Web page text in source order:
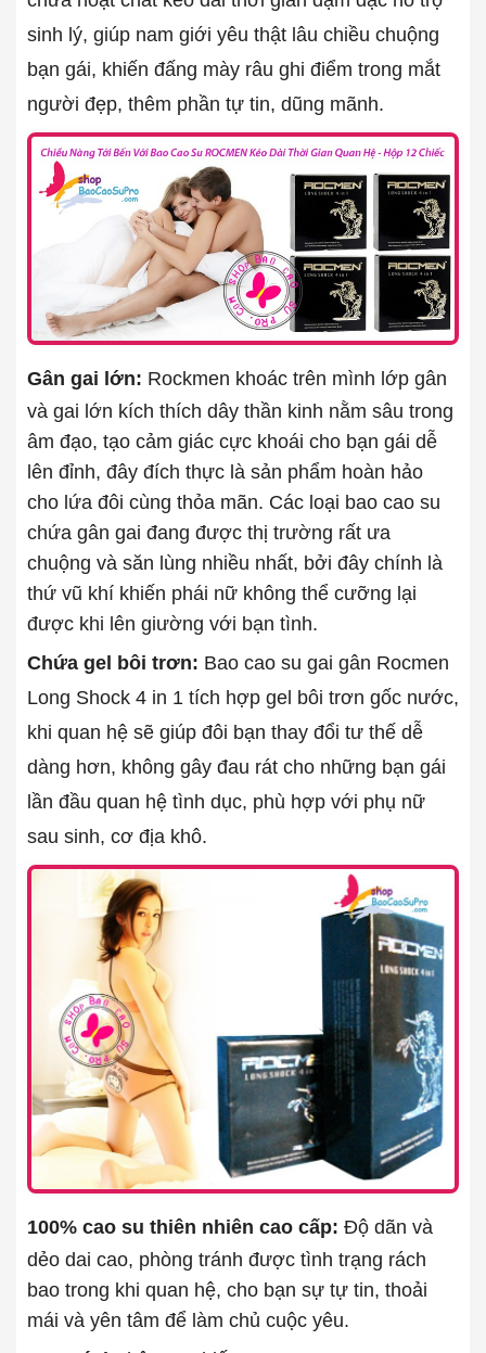
sinh lý, giúp nam giới yêu thật lâu chiều chuộng
bạn gái, khiến đấng mày râu ghi điểm trong mắt
người đẹp, thêm phần tự tin, dũng mãnh.
Gân gai lớn: Rockmen khoác trên mình lớp gân
và gai lớn kích thích dây thần kinh nằm sâu trong
âm đạo, tạo cảm giác cực khoái cho bạn gái dễ
lên đỉnh, đây đích thực là sản phẩm hoàn hảo
cho lứa đôi cùng thỏa mãn. Các loại bao cao su
chứa gân gai đang được thị trường rất ưa
chuộng và săn lùng nhiều nhất, bởi đây chính là
thứ vũ khí khiến phái nữ không thể cưỡng lại
được khi lên giường với bạn tình.
Chứa gel bôi trơn: Bao cao su gai gân Rocmen
Long Shock 4 in 1 tích hợp gel bôi trơn gốc nước,
khi quan hệ sẽ giúp đôi bạn thay đổi tư thế dễ
dàng hơn, không gây đau rát cho những bạn gái
lần đầu quan hệ tình dục, phù hợp với phụ nữ
sau sinh, cơ địa khô.
100% cao su thiên nhiên cao cấp: Độ dãn và
dẻo dai cao, phòng tránh được tình trạng rách
bao trong khi quan hệ, cho bạn sự tự tin, thoải
mái và yên tâm để làm chủ cuộc yêu.